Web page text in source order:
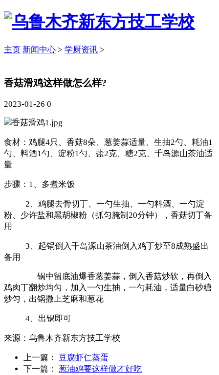
主页 新闻中心 > 学厨资讯 >
香菇滑鸡这样做怎么样?
2023-01-26 0
食材：鸡腿4只、香菇8朵、葱姜蒜适量、生抽2勺、耗油1
勺、料酒1勺、淀粉1勺、盐2克、糖2克、千岛源山茶油适
量
步骤：1、多煮米饭
2、鸡腿去骨切丁、一勺生抽、一勺料酒、一勺淀
粉、少许盐和黑胡椒粉（抓匀腌制20分钟），香菇切丁备
用
3、起锅倒入千岛源山茶油倒入鸡丁炒至8成熟盛出
备用
锅中留底油爆香葱姜蒜，倒入香菇炒软，再倒入
鸡肉丁翻炒均匀，加入一勺生抽，一勺耗油，适量白砂糖
炒匀，出锅撒上芝麻和葱花
4、出锅即可
来源： 乌鲁木齐新东方技工学校
上一篇： 豆腐虾仁蒸蛋
下一篇： 葱油鸡要这样做才好吃